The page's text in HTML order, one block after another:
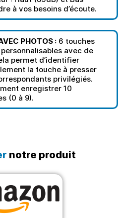
à vos besoins d’écoute.
PHOTOS : 6 touches
avec de
permet d’identifier
la touche à presser
privilégiés.
enregistrer 10
(0 à 9).
notre produit